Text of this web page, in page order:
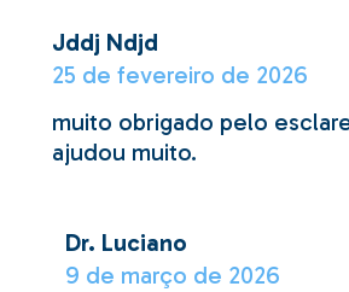
Jddj Ndjd
25 de fevereiro de 2026
muito obrigado pelo
ajudou muito.
Dr. Luciano
9 de março de 2026